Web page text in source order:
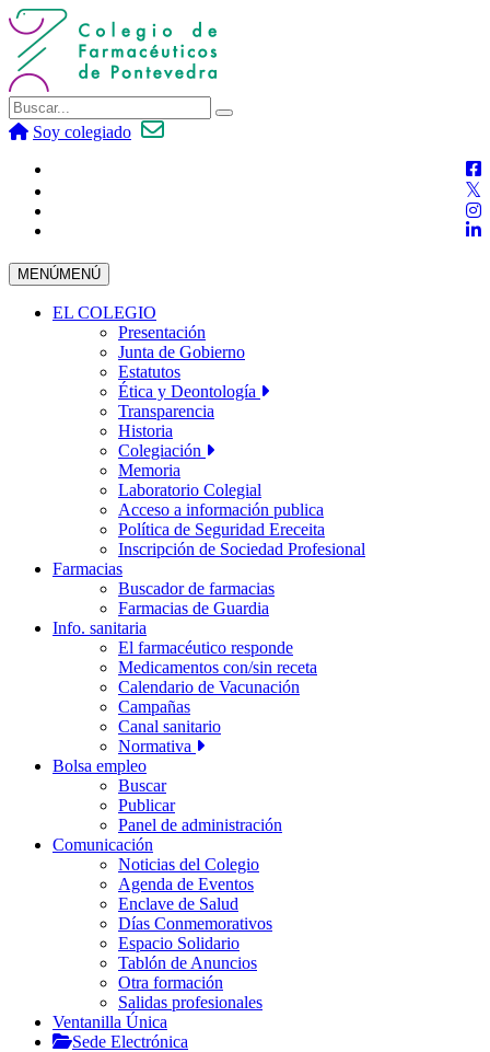
Soy colegiado
MENÚMENÚ
EL COLEGIO
Presentación
Junta de Gobierno
Estatutos
Ética y Deontología
Transparencia
Historia
Colegiación
Memoria
Laboratorio Colegial
Acceso a información publica
Política de Seguridad Ereceita
Inscripción de Sociedad Profesional
Farmacias
Buscador de farmacias
Farmacias de Guardia
Info. sanitaria
El farmacéutico responde
Medicamentos con/sin receta
Calendario de Vacunación
Campañas
Canal sanitario
Normativa
Bolsa empleo
Buscar
Publicar
Panel de administración
Comunicación
Noticias del Colegio
Agenda de Eventos
Enclave de Salud
Días Conmemorativos
Espacio Solidario
Tablón de Anuncios
Otra formación
Salidas profesionales
Ventanilla Única
Sede Electrónica